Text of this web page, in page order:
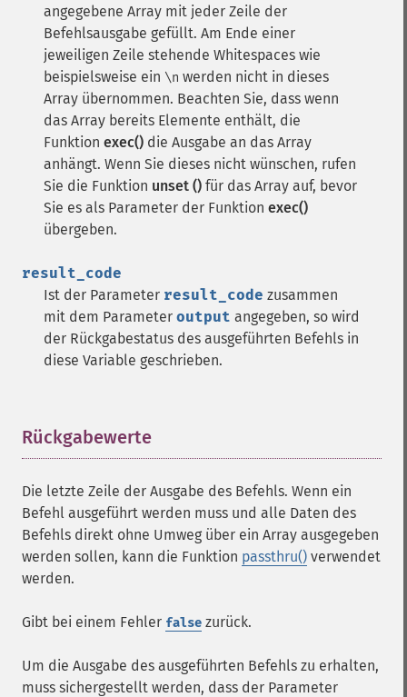
angegebene Array mit jeder Zeile der
Befehlsausgabe gefüllt. Am Ende einer
jeweiligen Zeile stehende Whitespaces wie
beispielsweise ein \n werden nicht in dieses
Array übernommen. Beachten Sie, dass wenn
das Array bereits Elemente enthält, die
Funktion exec() die Ausgabe an das Array
anhängt. Wenn Sie dieses nicht wünschen, rufen
Sie die Funktion unset () für das Array auf, bevor
Sie es als Parameter der Funktion exec()
übergeben.
result_code
Ist der Parameter result_code zusammen
mit dem Parameter output angegeben, so wird
der Rückgabestatus des ausgeführten Befehls in
diese Variable geschrieben.
Rückgabewerte
Die letzte Zeile der Ausgabe des Befehls. Wenn ein
Befehl ausgeführt werden muss und alle Daten des
Befehls direkt ohne Umweg über ein Array ausgegeben
werden sollen, kann die Funktion passthru() verwendet
werden.
Gibt bei einem Fehler false zurück.
Um die Ausgabe des ausgeführten Befehls zu erhalten,
muss sichergestellt werden, dass der Parameter